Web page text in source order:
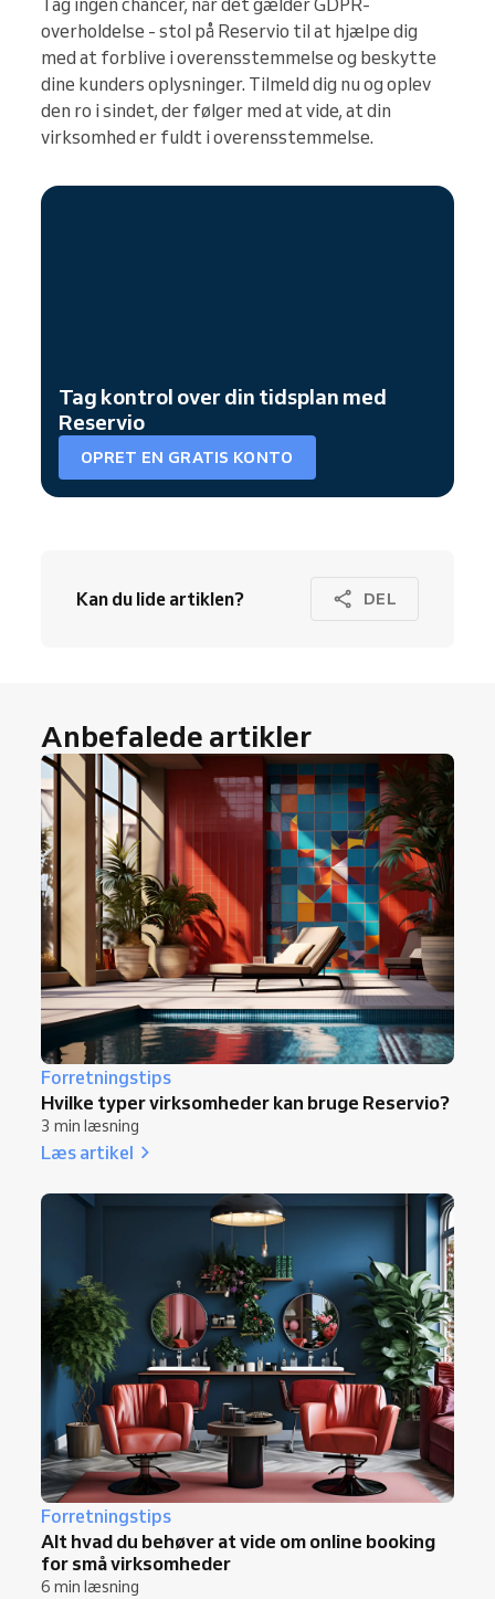
Tag ingen chancer, når det gælder GDPR-
overholdelse - stol på Reservio til at hjælpe dig
med at forblive i overensstemmelse og beskytte
dine kunders oplysninger. Tilmeld dig nu og oplev
den ro i sindet, der følger med at vide, at din
virksomhed er fuldt i overensstemmelse.
Tag kontrol over din tidsplan med
Reservio
OPRET EN GRATIS KONTO
Kan du lide artiklen? DEL
Anbefalede artikler
Forretningstips
Hvilke typer virksomheder kan bruge Reservio?
3 min læsning
Læs artikel
Forretningstips
Alt hvad du behøver at vide om online booking
for små virksomheder
6 min læsning